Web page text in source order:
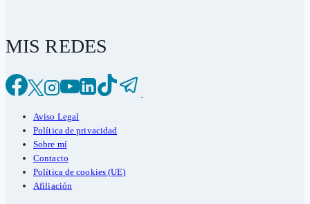
MIS REDES
Aviso Legal
Política de privacidad
Sobre mí
Contacto
Política de cookies (UE)
Afiliación